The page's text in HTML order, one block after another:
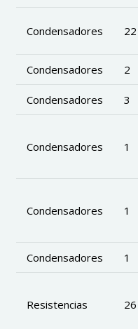
Condensadores 22
Condensadores 2
Condensadores 3
Condensadores 1
Condensadores 1
Condensadores 1
Resistencias 26